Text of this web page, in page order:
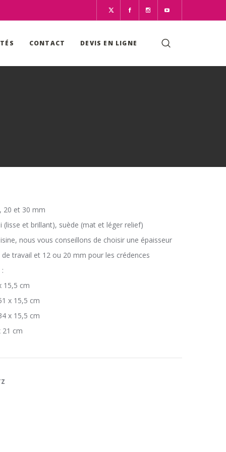
CONTACT DEVIS EN LIGNE
20 et 30 mm
et brillant), suède (mat et léger relief)
nous vous conseillons de choisir une épaisseur
travail et 12 ou 20 mm pour les crédences
cm
x 15,5 cm
x 15,5 cm
cm